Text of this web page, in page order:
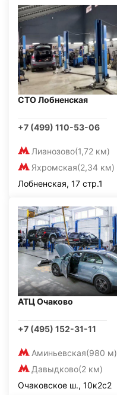
СТО Лобненская
+7 (499) 110-53-06
Лианозово(1,72 км)
Яхромская(2,34 км)
Лобненская, 17 стр.1
АТЦ Очаково
+7 (495) 152-31-11
Аминьевская(980 м)
Давыдково(2 км)
Очаковское ш., 10к2с2